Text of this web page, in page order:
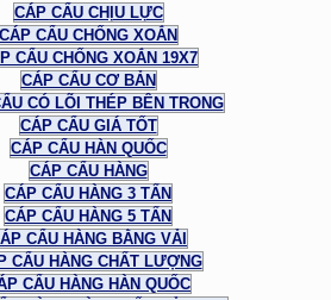
CÁP CẨU CHỊU LỰC
CÁP CẨU CHỐNG XOẮN
CẨU CHỐNG XOẮN 19X7
CÁP CẨU CƠ BẢN
CÓ LÕI THÉP BÊN TRONG
CÁP CẨU GIÁ TỐT
CÁP CẨU HÀN QUỐC
CÁP CẨU HÀNG
CÁP CẨU HÀNG 3 TẤN
CÁP CẨU HÀNG 5 TẤN
CẨU HÀNG BẰNG VẢI
CẨU HÀNG CHẤT LƯỢNG
CẨU HÀNG HÀN QUỐC